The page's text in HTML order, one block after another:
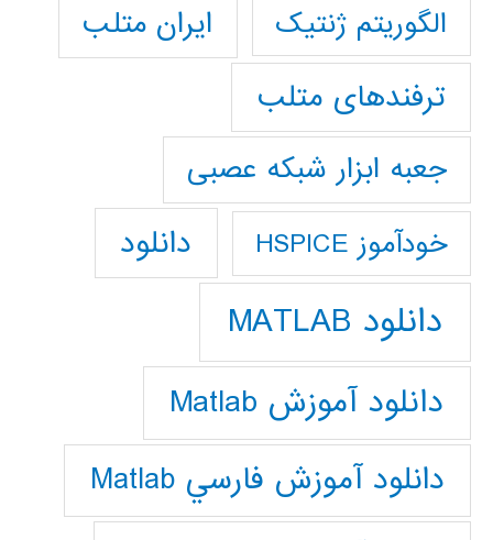
الگوریتم ژنتیک
ایران متلب
ترفندهای متلب
جعبه ابزار شبکه عصبی
خودآموز HSPICE دانلود
دانلود MATLAB
دانلود آموزش Matlab
دانلود آموزش فارسي Matlab